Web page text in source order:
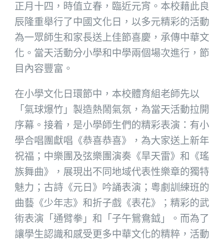
正月十四，時值立春，臨近元宵。本校藉此良
辰隆重舉行了中國文化日，以多元精彩的活動
為一眾師生和家長送上佳節喜慶，承傳中華文
化。當天活動分小學和中學兩個場次進行，節
目內容豐富。
在小學文化日環節中，本校體育組老師先以
「氣球爆竹」製造熱鬧氣氛，為當天活動拉開
序幕。接着，是小學師生們的精彩表演：有小
學合唱團獻唱《恭喜恭喜》，為大家送上新年
祝福；中樂團及弦樂團演奏《旱天雷》和《瑤
族舞曲》，展現出不同地域代表性樂章的獨特
魅力；古詩《元日》吟誦表演；粵劇訓練班的
曲藝《少年志》和折子戲《表花》；精彩的武
術表演「通臂拳」和「子午鴛鴦鉞」。而為了
讓學生認識和感受更多中華文化的精粹，活動